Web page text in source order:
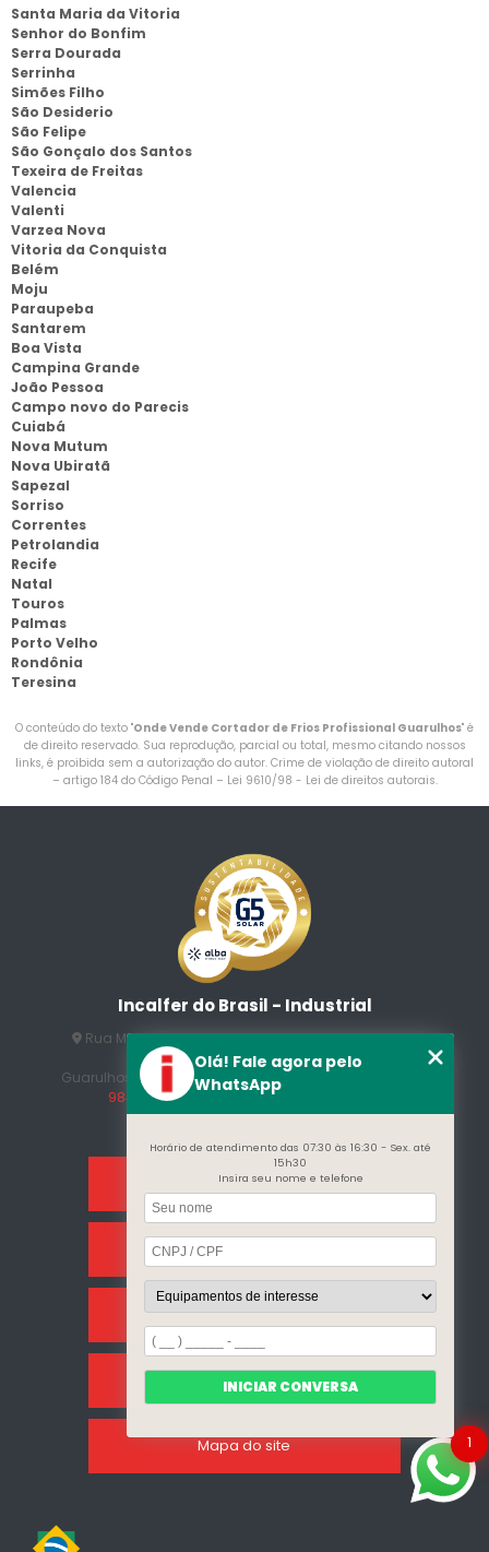
Santa Maria da Vitoria
Senhor do Bonfim
Serra Dourada
Serrinha
Simões Filho
São Desiderio
São Felipe
São Gonçalo dos Santos
Texeira de Freitas
Valencia
Valenti
Varzea Nova
Vitoria da Conquista
Belém
Moju
Paraupeba
Santarem
Boa Vista
Campina Grande
João Pessoa
Campo novo do Parecis
Cuiabá
Nova Mutum
Nova Ubiratã
Sapezal
Sorriso
Correntes
Petrolandia
Recife
Natal
Touros
Palmas
Porto Velho
Rondônia
Teresina
O conteúdo do texto "Onde Vende Cortador de Frios Profissional Guarulhos" é
de direito reservado. Sua reprodução, parcial ou total, mesmo citando nossos
links, é proibida sem a autorização do autor. Crime de violação de direito autoral
– artigo 184 do Código Penal – Lei 9610/98 - Lei de direitos autorais.
Incalfer do Brasil - Industrial
Rua Manuel Jesus Fernandes , 172 - Jardim Santo
Afonso
Guarulhos - SP - CEP: 07215-230
(11) 3296-7700
98409-5498
contato@incalfer.com.br
Home
Sobre Nós
Categorias
Clientes
Mapa do site 1
Olá! Fale agora pelo
WhatsApp
Horário de atendimento das 07:30 às 16:30 - Sex. até
15h30
Insira seu nome e telefone
INICIAR CONVERSA